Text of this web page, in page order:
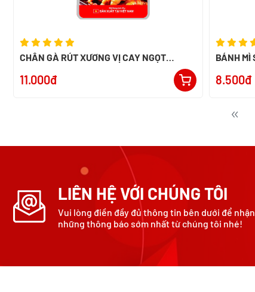
CHÂN GÀ RÚT XƯƠNG VỊ CAY NGỌT
11.000đ
BÁNH MÌ
8.500đ
LIÊN HỆ VỚI CHÚNG TÔI
Vui lòng điền đầy đủ thông tin bên dưới để
những thông báo sớm nhất từ chúng tôi nhé!